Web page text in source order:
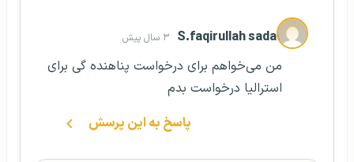
S.faqirullah sadat ۳ سال پیش
من می‌خواهم برای درخواست پناهنده گی برای
استرالیا درخواست بدم
پاسخ به این پرسش